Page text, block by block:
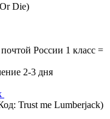
Die)
России 1 класс =
2-3 дня
Trust me Lumberjack)